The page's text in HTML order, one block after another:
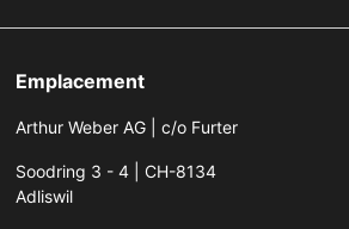
Emplacement
Arthur Weber AG | c/o Furter
Soodring 3 - 4 | CH-8134
Adliswil